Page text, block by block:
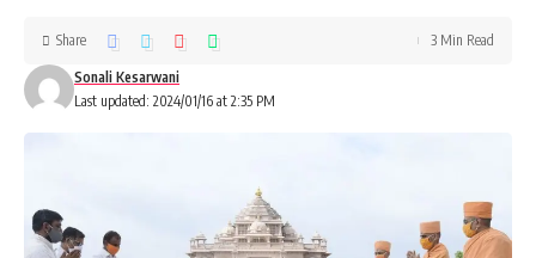
Last updated: 2024/01/16 at 2:35 PM
Sonali Kesarwani
Share 3 Min Read